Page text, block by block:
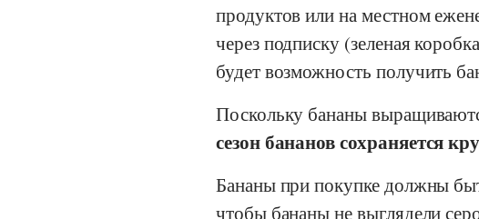
продуктов или на местном
через подписку (зеленая
будет возможность получить
Поскольку бананы
сезон бананов сохраняется
Бананы при покупке должны
чтобы бананы не выглядели